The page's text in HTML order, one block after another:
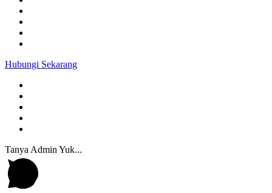
Hubungi Sekarang
Tanya Admin Yuk...